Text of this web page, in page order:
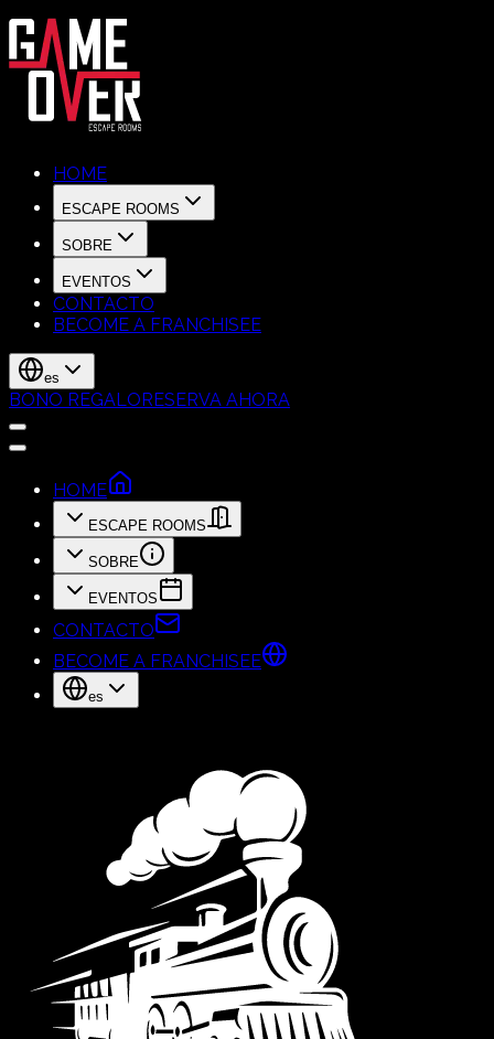
HOME
ESCAPE ROOMS
SOBRE
EVENTOS
CONTACTO
BECOME A FRANCHISEE
es
BONO REGALORESERVA AHORA
HOME
ESCAPE ROOMS
SOBRE
EVENTOS
CONTACTO
BECOME A FRANCHISEE
es